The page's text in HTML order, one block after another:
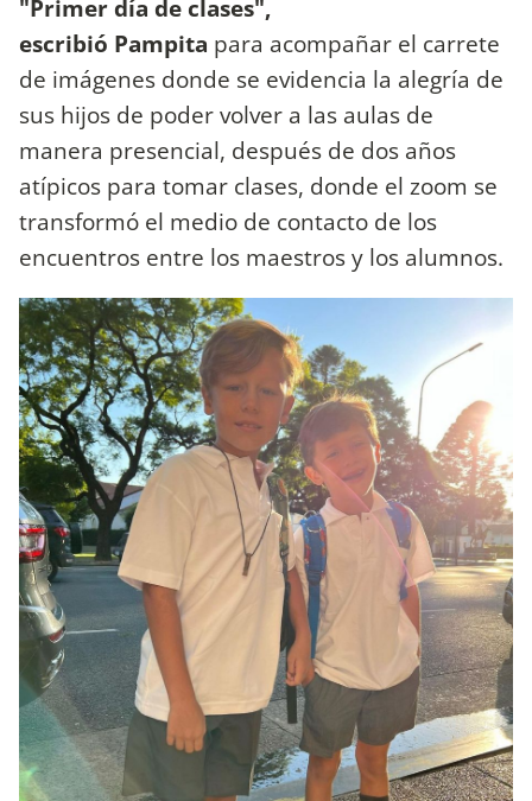
"Primer día de clases",
escribió Pampita para acompañar el carrete
de imágenes donde se evidencia la alegría de
sus hijos de poder volver a las aulas de
manera presencial, después de dos años
atípicos para tomar clases, donde el zoom se
transformó el medio de contacto de los
encuentros entre los maestros y los alumnos.